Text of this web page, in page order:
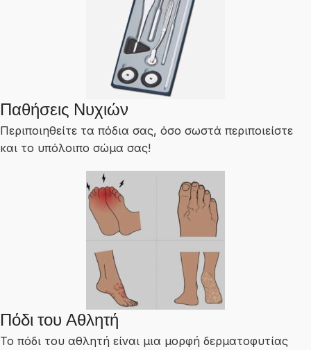
Παθήσεις Νυχιών
Περιποιηθείτε τα πόδια σας, όσο σωστά περιποιείστε
και το υπόλοιπο σώμα σας!
Πόδι του Αθλητή
Το πόδι του αθλητή είναι μια μορφή δερματοφυτίας